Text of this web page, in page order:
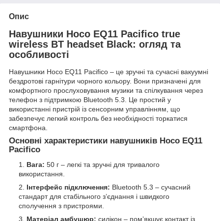
Опис
Навушники Hoco EQ11 Pacifico true
wireless BT headset Black: огляд та
особливості
Навушники Hoco EQ11 Pacifico – це зручні та сучасні вакуумні
бездротові гарнітури чорного кольору. Вони призначені для
комфортного прослуховування музики та спілкування через
телефон з підтримкою Bluetooth 5.3. Це простий у
використанні пристрій із сенсорним управлінням, що
забезпечує легкий контроль без необхідності торкатися
смартфона.
Основні характеристики навушників Hoco EQ11
Pacifico
Вага: 50 г – легкі та зручні для тривалого
використання.
Інтерфейс підключення: Bluetooth 5.3 – сучасний
стандарт для стабільного з’єднання і швидкого
сполучення з пристроями.
Матеріал амбушюр: силікон – пом’якшує контакт із